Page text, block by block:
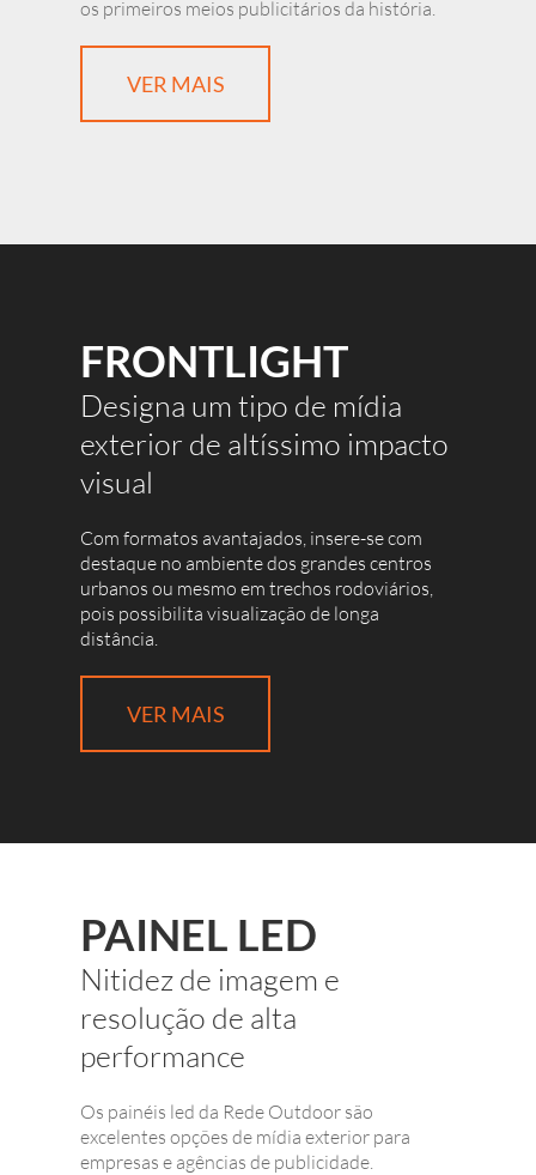
os primeiros meios publicitários da história.
VER MAIS
FRONTLIGHT
Designa um tipo de mídia
exterior de altíssimo impacto
visual
Com formatos avantajados, insere-se com
destaque no ambiente dos grandes centros
urbanos ou mesmo em trechos rodoviários,
pois possibilita visualização de longa
distância.
VER MAIS
PAINEL LED
Nitidez de imagem e
resolução de alta
performance
Os painéis led da Rede Outdoor são
excelentes opções de mídia exterior para
empresas e agências de publicidade.